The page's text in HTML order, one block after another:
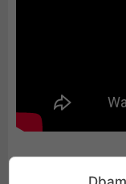
Animacja 3D